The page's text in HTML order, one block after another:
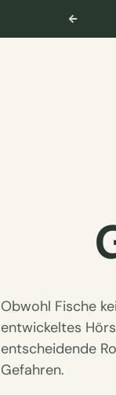
Obwohl Fische
entwickeltes
entscheidende
Gefahren.